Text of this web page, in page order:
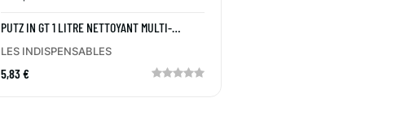
PUTZ IN GT 1 LITRE NETTOYANT MULTI-
LES INDISPENSABLES
5,83 €